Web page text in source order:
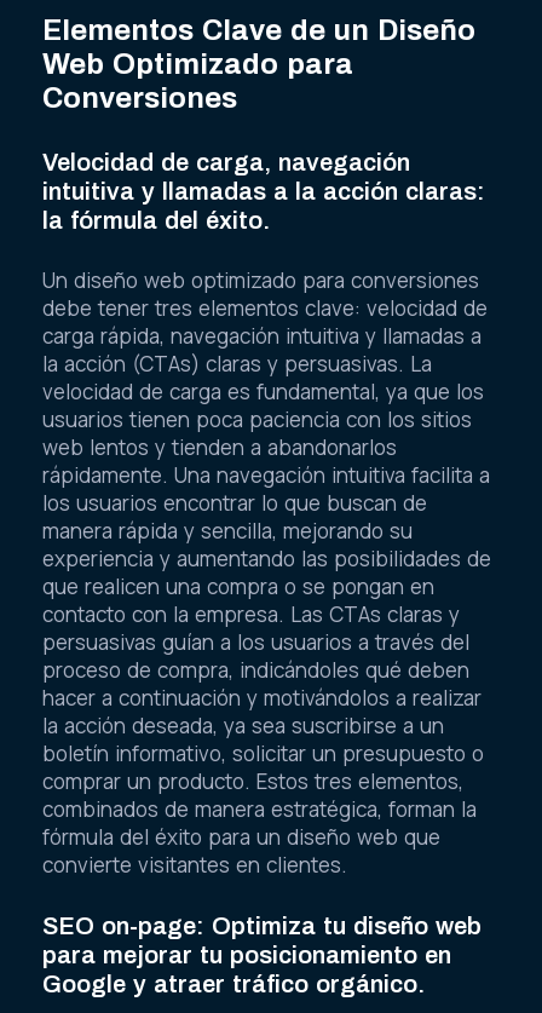
Elementos Clave de un Diseño
Web Optimizado para
Conversiones
Velocidad de carga, navegación
intuitiva y llamadas a la acción claras:
la fórmula del éxito.
Un diseño web optimizado para conversiones
debe tener tres elementos clave: velocidad de
carga rápida, navegación intuitiva y llamadas a
la acción (CTAs) claras y persuasivas. La
velocidad de carga es fundamental, ya que los
usuarios tienen poca paciencia con los sitios
web lentos y tienden a abandonarlos
rápidamente. Una navegación intuitiva facilita a
los usuarios encontrar lo que buscan de
manera rápida y sencilla, mejorando su
experiencia y aumentando las posibilidades de
que realicen una compra o se pongan en
contacto con la empresa. Las CTAs claras y
persuasivas guían a los usuarios a través del
proceso de compra, indicándoles qué deben
hacer a continuación y motivándolos a realizar
la acción deseada, ya sea suscribirse a un
boletín informativo, solicitar un presupuesto o
comprar un producto. Estos tres elementos,
combinados de manera estratégica, forman la
fórmula del éxito para un diseño web que
convierte visitantes en clientes.
SEO on-page: Optimiza tu diseño web
para mejorar tu posicionamiento en
Google y atraer tráfico orgánico.